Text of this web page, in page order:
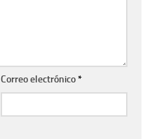
Correo electrónico*